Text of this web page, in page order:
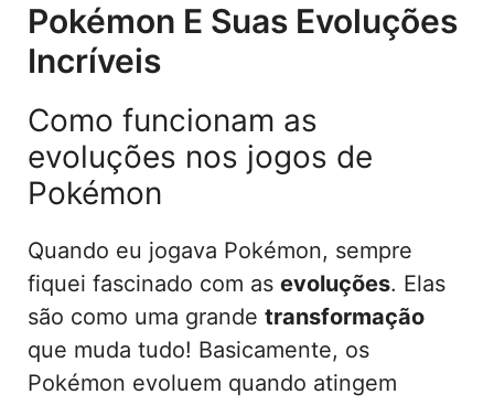
Pokémon E Suas Evoluções
Incríveis
Como funcionam as
evoluções nos jogos de
Pokémon
Quando eu jogava Pokémon, sempre
fiquei fascinado com as evoluções. Elas
são como uma grande transformação
que muda tudo! Basicamente, os
Pokémon evoluem quando atingem